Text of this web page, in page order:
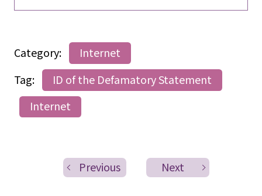
Category:
Internet
Tag:
ID of the Defamatory Statement
Internet
Previous Next